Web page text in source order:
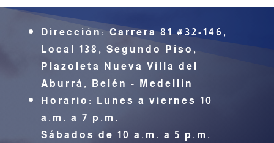
Dirección: Carrera 81 #32-146,
Local 138, Segundo Piso,
Plazoleta Nueva Villa del
Aburrá,
Belén - Medellín
Horario: Lunes a viernes 10
a.m. a 7 p.m.
Sábados de 10 a.m. a 5 p.m.